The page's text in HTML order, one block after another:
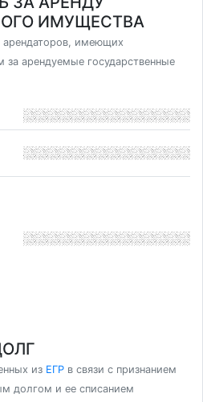
ИМУЩЕСТВА
арендаторов, имеющих
за арендуемые государственные
из ЕГР в связи с признанием
долгом и ее списанием